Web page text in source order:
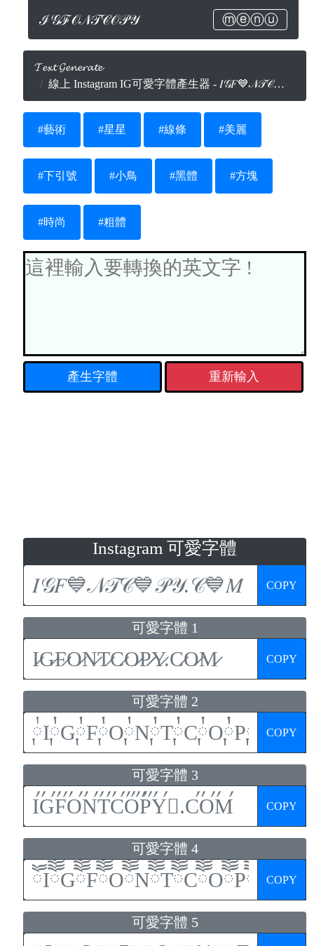
ℐ𝒢ℱ𝒪𝒩𝒯𝒞𝒪𝒫𝒴 ⓜⓔⓝⓤ
𝓣𝓮𝔁𝓽 𝓖𝓮𝓷𝓮𝓻𝓪𝓽𝓮
線上 Instagram IG可愛字體產生器 - 𝐼𝒢𝐹💙𝒩𝒯𝒞💙𝒫𝒴.𝒞💙𝑀
#藝術 #星星 #線條 #美麗
#下引號 #小鳥 #黑體 #方塊
#時尚 #粗體
重新輸入
Instagram 可愛字體
COPY
可愛字體 1
COPY
可愛字體 2
COPY
可愛字體 3
COPY
可愛字體 4
COPY
可愛字體 5